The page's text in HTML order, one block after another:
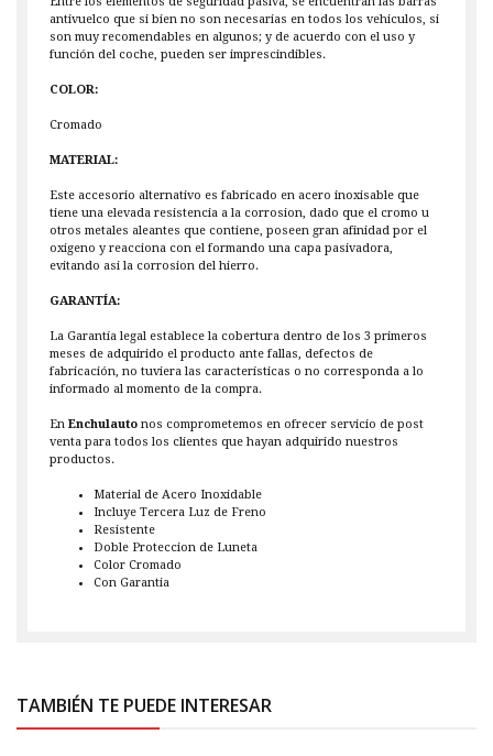
antivuelco que si bien no son necesarias en todos los vehiculos, si
son muy recomendables en algunos; y de acuerdo con el uso y
función del coche, pueden ser imprescindibles.
COLOR:
Cromado
MATERIAL:
Este accesorio alternativo es fabricado en acero inoxisable que
tiene una elevada resistencia a la corrosion, dado que el cromo u
otros metales aleantes que contiene, poseen gran afinidad por el
oxigeno y reacciona con el formando una capa pasivadora,
evitando asi la corrosion del hierro.
GARANTÍA:
La Garantía legal establece la cobertura dentro de los 3 primeros
meses de adquirido el producto ante fallas, defectos de
fabricación, no tuviera las características o no corresponda a lo
informado al momento de la compra.
En Enchulauto nos comprometemos en ofrecer servicio de post
venta para todos los clientes que hayan adquirido nuestros
productos.
Material de Acero Inoxidable
Incluye Tercera Luz de Freno
Resistente
Doble Proteccion de Luneta
Color Cromado
Con Garantia
TAMBIÉN TE PUEDE INTERESAR